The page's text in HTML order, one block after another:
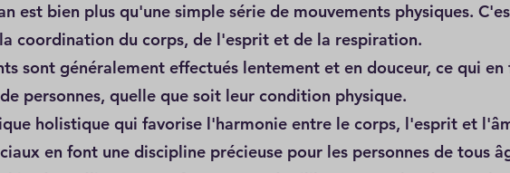
est bien plus qu'une simple série de mouvements physiques.
coordination du corps, de l'esprit et de la respiration.
sont généralement effectués lentement et en douceur, ce qui
personnes, quelle que soit leur condition physique.
holistique qui favorise l'harmonie entre le corps, l'esprit et
en font une discipline précieuse pour les personnes de tous